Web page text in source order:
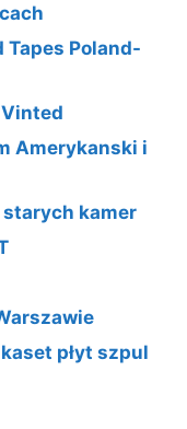
Poland-
Amerykanski i
kamer
płyt szpul